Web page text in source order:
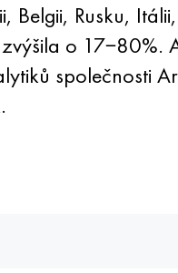
Rusku,
o
společnosti